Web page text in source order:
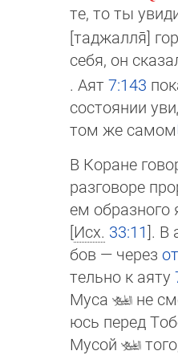
те, то ты
[таджалля̄]
себя, он
. Аят 7:143
состоянии
том же самом
В Коране
разговоре
ем образного
[Исх. 33:11]. В
бов — через
тель­но к аяту
Му­са
не
юсь перед
Мусой